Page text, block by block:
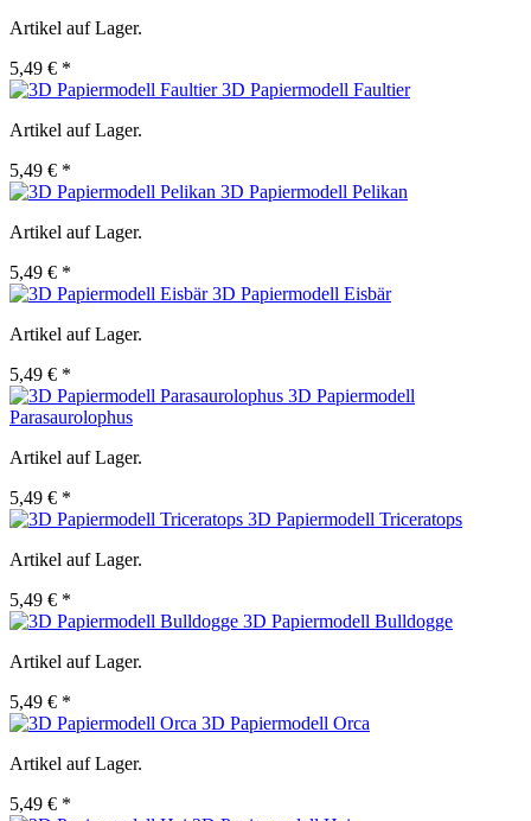
Artikel auf Lager.
5,49 € *
3D Papiermodell Faultier
Artikel auf Lager.
5,49 € *
3D Papiermodell Pelikan
Artikel auf Lager.
5,49 € *
3D Papiermodell Eisbär
Artikel auf Lager.
5,49 € *
3D Papiermodell
Parasaurolophus
Artikel auf Lager.
5,49 € *
3D Papiermodell Triceratops
Artikel auf Lager.
5,49 € *
3D Papiermodell Bulldogge
Artikel auf Lager.
5,49 € *
3D Papiermodell Orca
Artikel auf Lager.
5,49 € *